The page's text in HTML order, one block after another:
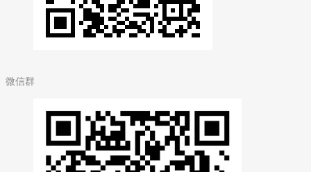
微信群